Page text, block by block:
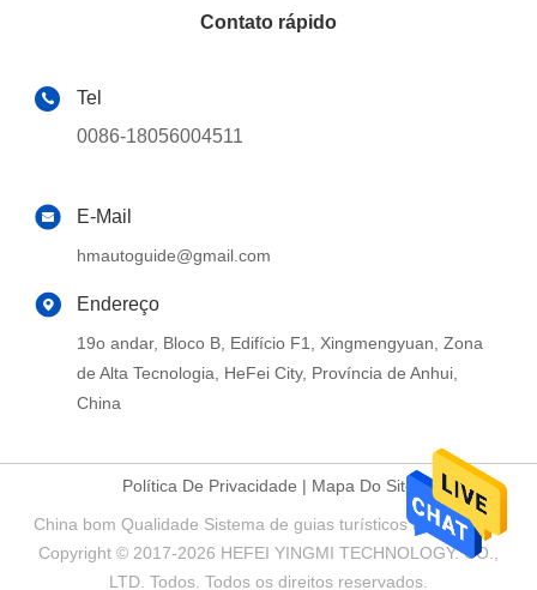
Contato rápido
Tel
0086-18056004511
E-Mail
hmautoguide@gmail.com
Endereço
19o andar, Bloco B, Edifício F1, Xingmengyuan, Zona
de Alta Tecnologia, HeFei City, Província de Anhui,
China
Política De Privacidade | Mapa Do Site
China bom Qualidade Sistema de guias turísticos Fornecedor.
Copyright © 2017-2026 HEFEI YINGMI TECHNOLOGY. CO.,
LTD. Todos. Todos os direitos reservados.